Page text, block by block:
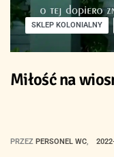
SKLEP KOLONIALNY
Miłość na
PRZEZ PERSONEL WC